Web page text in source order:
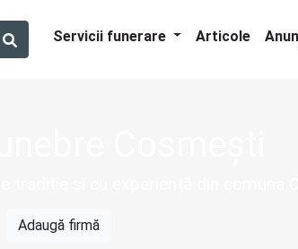
Servicii funerare Articole
Adaugă firmă